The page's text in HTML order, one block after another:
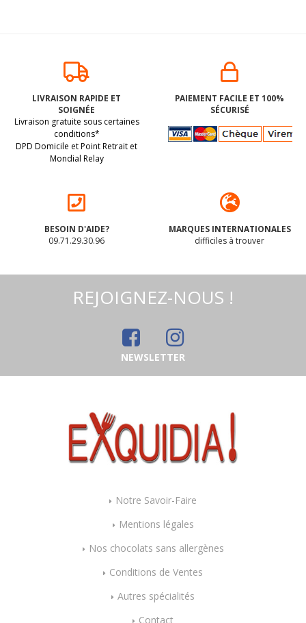
CORN FLAKES
allergènes Schär :
250 grammes
(dluo 16/04/2027) Sans
les 14 allergènes
majeurs
CUBE Maya + nos
NOIR 55% (origine
Pérou) BIO vegan
sans allergènes
Allergoora : 250
grammes
allergènes majeurs
LIVRAISON RAPIDE ET
SOIGNÉE
Livraison gratuite sous certaines
conditions*
DPD Domicile et Point Retrait et
Mondial Relay
PAIEMENT FACILE ET 100%
SÉCURISÉ
BESOIN D'AIDE?
09.71.29.30.96
MARQUES INTERNATIONALES
difficiles à trouver
REJOIGNEZ-NOUS !
NEWSLETTER
Notre Savoir-Faire
Mentions légales
Nos chocolats sans allergènes
Conditions de Ventes
Autres spécialités
Contact